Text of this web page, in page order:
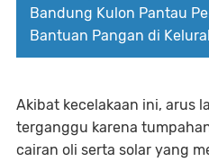
Bandung Kulon Pantau
Bantuan Pangan di
Akibat kecelakaan ini, arus
terganggu karena
cairan oli serta solar yang